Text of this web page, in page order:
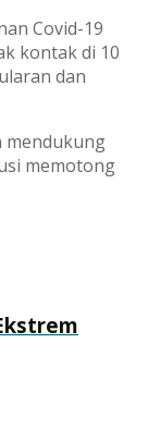
Covid-19
kontak di 10
dan
mendukung
memotong